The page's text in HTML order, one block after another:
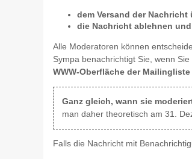
dem Versand der
die Nachricht ablehnen
Alle Moderatoren können
Sympa benachrichtigt Sie, wenn
WWW-Oberfläche der
Ganz gleich, wann sie
man daher theoretisch am 31.
Falls die Nachricht mit